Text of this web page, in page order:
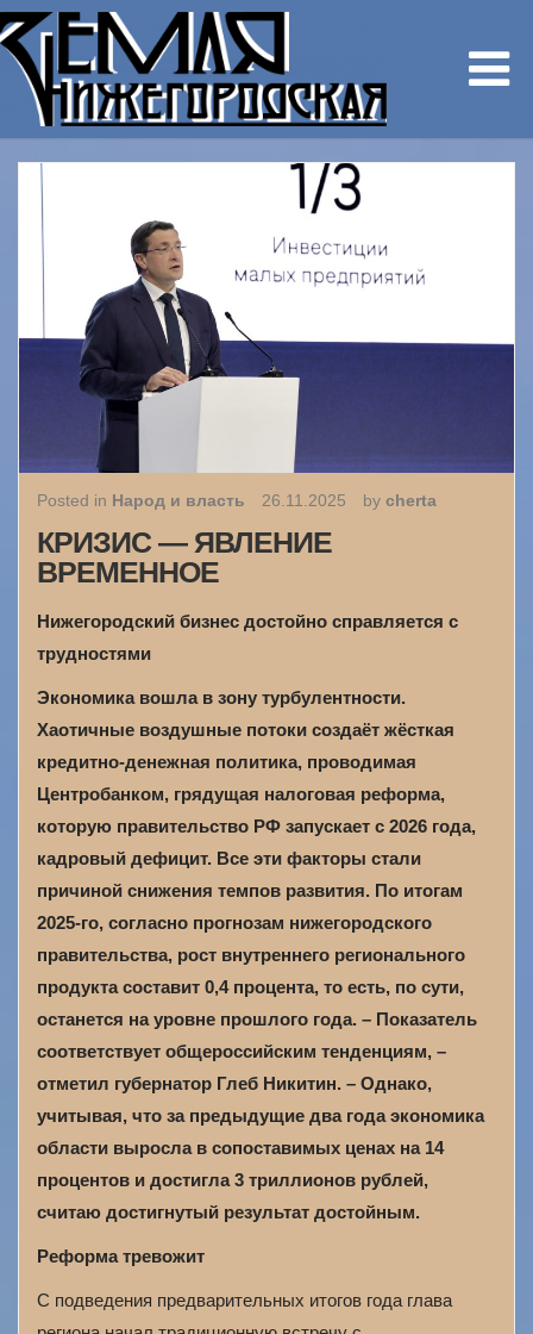
Posted in Народ и власть 26.11.2025 by cherta
КРИЗИС — ЯВЛЕНИЕ
ВРЕМЕННОЕ
Нижегородский бизнес достойно справляется с
трудностями
Экономика вошла в зону турбулентности.
Хаотичные воздушные потоки создаёт жёсткая
кредитно-денежная политика, проводимая
Центробанком, грядущая налоговая реформа,
которую правительство РФ запускает с 2026 года,
кадровый дефицит. Все эти факторы стали
причиной снижения темпов развития. По итогам
2025-го, согласно прогнозам нижегородского
правительства, рост внутреннего регионального
продукта составит 0,4 процента, то есть, по сути,
останется на уровне прошлого года. – Показатель
соответствует общероссийским тенденциям, –
отметил губернатор Глеб Никитин. – Однако,
учитывая, что за предыдущие два года экономика
области выросла в сопоставимых ценах на 14
процентов и достигла 3 триллионов рублей,
считаю достигнутый результат достойным.
Реформа тревожит
С подведения предварительных итогов года глава